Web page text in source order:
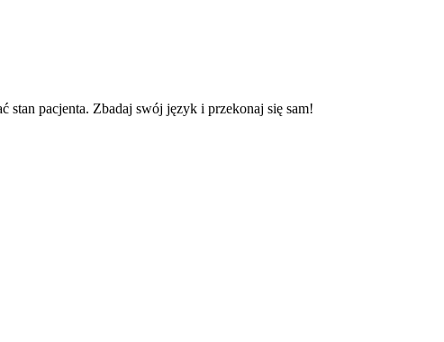
stan pacjenta. Zbadaj swój język i przekonaj się sam!